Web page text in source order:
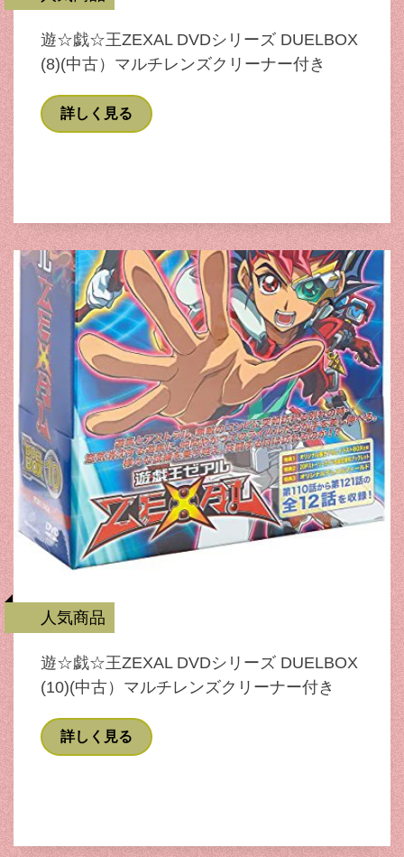
遊☆戯☆王ZEXAL DVDシリーズ DUELBOX
(8)(中古）マルチレンズクリーナー付き
詳しく見る
人気商品
遊☆戯☆王ZEXAL DVDシリーズ DUELBOX
(10)(中古）マルチレンズクリーナー付き
詳しく見る